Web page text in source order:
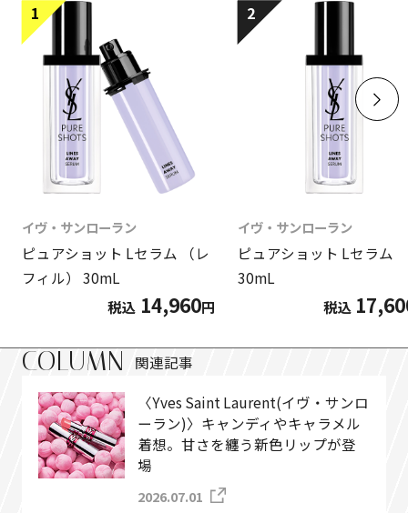
1
イヴ・サンローラン
ピュアショット Lセラム （レ
フィル） 30mL
税込 14,960円
2
イヴ・サンローラン
ピュアショット Lセラム
30mL
税込
COLUMN 関連記事
〈Yves Saint Laurent(イヴ・サンロ
ーラン)〉キャンディやキャラメル
着想。甘さを纏う新色リップが登
場
2026.07.01